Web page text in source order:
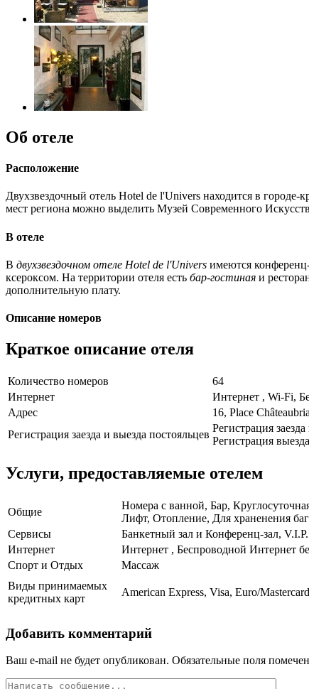
Об отеле
Расположение
Двухзвездочный отель Hotel de l'Univers находится в
мест региона можно выделить Музей Современного
В отеле
В двухзвездочном отеле Hotel de l'Univers имеются
ксероксом. На территории отеля есть бар-гостиная и
дополнительную плату.
Описание номеров
Краткое описание отеля
Количество номеров
64
Интернет
Интернет , Wi-Fi,
Адрес
16, Place
Регистрация заезда и выезда постояльцев
Регистрация
Регистрация
Услуги, предоставляемые отелем
Общие
Номера с ванной, Бар,
Лифт, Отопление, Для храненения
Сервисы
Банкетный зал и Конференц-зал,
Интернет
Интернет , Беспроводной Интернет
Спорт и Отдых
Массаж
Виды принимаемых
кредитных карт
American Express, Visa, Euro/
Добавить комментарий
Ваш e-mail не будет опубликован. Обязательные поля